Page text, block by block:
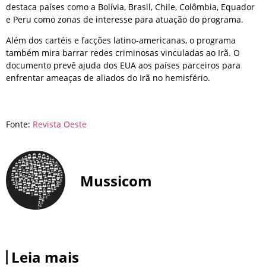
destaca países como a Bolívia, Brasil, Chile, Colômbia, Equador
e Peru como zonas de interesse para atuação do programa.
Além dos cartéis e facções latino-americanas, o programa
também mira barrar redes criminosas vinculadas ao Irã. O
documento prevê ajuda dos EUA aos países parceiros para
enfrentar ameaças de aliados do Irã no hemisfério.
Fonte: Revista Oeste
Mussicom
Leia mais